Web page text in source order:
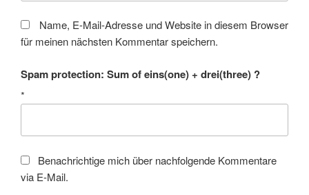
Name, E-Mail-Adresse und Website in diesem Browser
für meinen nächsten Kommentar speichern.
Spam protection: Sum of eins(one) + drei(three) ?
*
Benachrichtige mich über nachfolgende Kommentare
via E-Mail.